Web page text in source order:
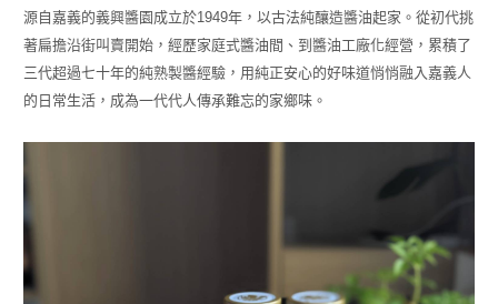
源自嘉義的義興醬園成立於1949年，以古法純釀造醬油起家。從初代挑
著扁擔沿街叫賣開始，經歷家庭式醬油間、到醬油工廠化經營，累積了
三代超過七十年的純熟製醬經驗，用純正安心的好味道悄悄融入嘉義人
的日常生活，成為一代代人傳承難忘的家鄉味。